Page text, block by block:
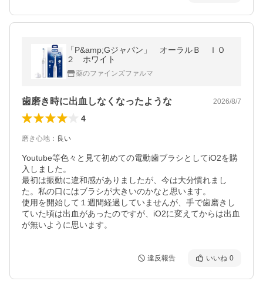
「P&amp;Gジャパン」 オーラルＢ ＩＯ
２ ホワイト
薬のファインズファルマ
歯磨き時に出血しなくなったような 2026/8/7
4
磨き心地 ： 良い
Youtube等色々と見て初めての電動歯ブラシとしてiO2を購
入しました。
最初は振動に違和感がありましたが、今は大分慣れまし
た。私の口にはブラシが大きいのかなと思います。
使用を開始して１週間経過していませんが、手で歯磨きし
ていた頃は出血があったのですが、iO2に変えてからは出血
が無いように思います。
違反報告 いいね 0